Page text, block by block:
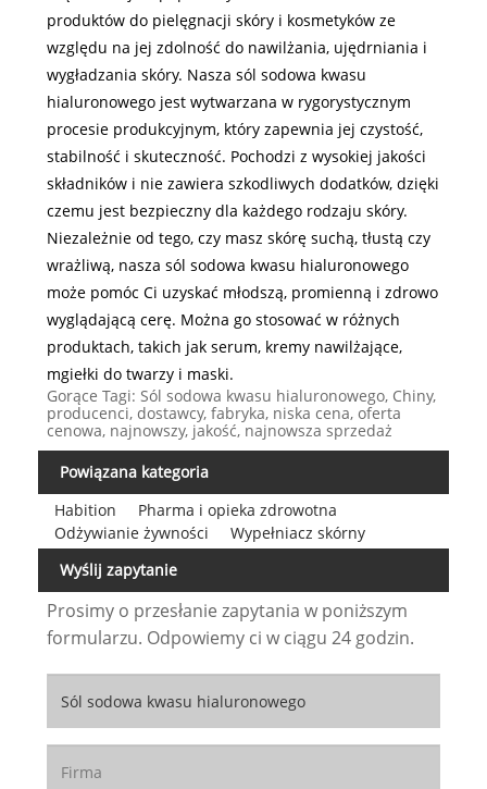
produktów do pielęgnacji skóry i kosmetyków ze
względu na jej zdolność do nawilżania, ujędrniania i
wygładzania skóry. Nasza sól sodowa kwasu
hialuronowego jest wytwarzana w rygorystycznym
procesie produkcyjnym, który zapewnia jej czystość,
stabilność i skuteczność. Pochodzi z wysokiej jakości
składników i nie zawiera szkodliwych dodatków, dzięki
czemu jest bezpieczny dla każdego rodzaju skóry.
Niezależnie od tego, czy masz skórę suchą, tłustą czy
wrażliwą, nasza sól sodowa kwasu hialuronowego
może pomóc Ci uzyskać młodszą, promienną i zdrowo
wyglądającą cerę. Można go stosować w różnych
produktach, takich jak serum, kremy nawilżające,
mgiełki do twarzy i maski.
Gorące Tagi: Sól sodowa kwasu hialuronowego, Chiny,
producenci, dostawcy, fabryka, niska cena, oferta
cenowa, najnowszy, jakość, najnowsza sprzedaż
Powiązana kategoria
Habition
Pharma i opieka zdrowotna
Odżywianie żywności
Wypełniacz skórny
Wyślij zapytanie
Prosimy o przesłanie zapytania w poniższym
formularzu. Odpowiemy ci w ciągu 24 godzin.